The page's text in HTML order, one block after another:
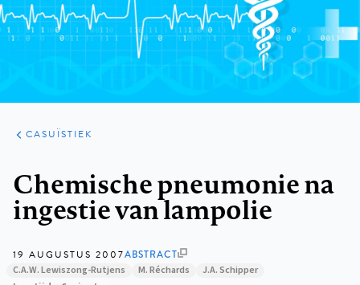
ARTIKELEN
PRAKTIJK
CASUÏSTIEK
Chemische pneumonie na
ingestie van lampolie
19 AUGUSTUS 2007ABSTRACT
C.A.W. Lewiszong-Rutjens M. Réchards J.A. Schipper